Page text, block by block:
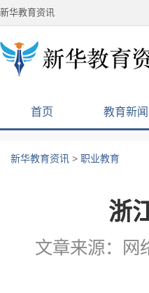
新华教育资讯
首页 教育新闻
新华教育资讯 > 职业教育
浙
文章来源：